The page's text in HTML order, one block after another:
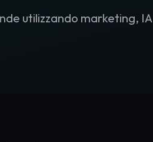
utilizzando marketing, IA